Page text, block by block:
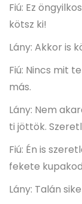
Fiú: Ez
kötsz ki!
Lány: Akkor is
Fiú: Nincs mit
más.
Lány: Nem
ti jöttök.
Fiú: Én is
fekete
Lány: Talán